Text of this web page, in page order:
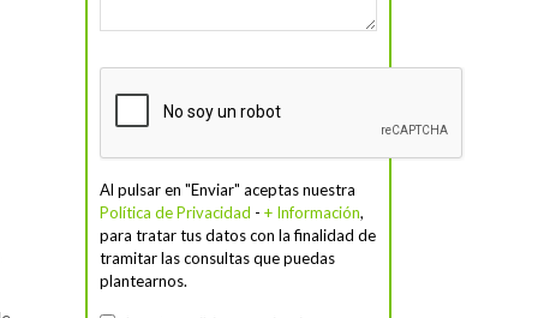
Al pulsar en "Enviar" aceptas nuestra
Política de Privacidad - + Información,
para tratar tus datos con la finalidad de
tramitar las consultas que puedas
plantearnos.